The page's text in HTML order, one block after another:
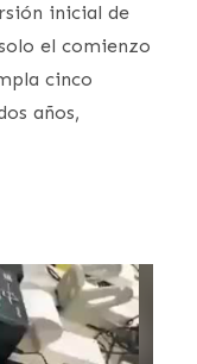
inicial de
el comienzo
cinco
años,